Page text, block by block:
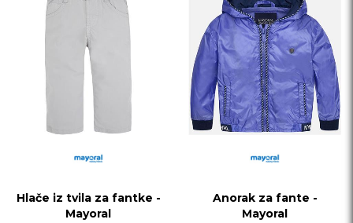
Hlače iz tvila za fantke -
Mayoral
Anorak za fante -
Mayoral